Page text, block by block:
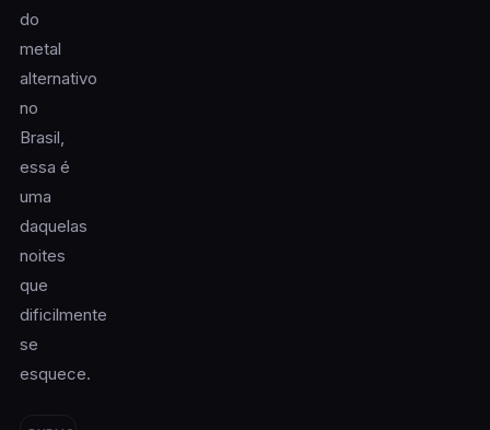
do
metal
alternativo
no
Brasil,
essa é
uma
daquelas
noites
que
dificilmente
se
esquece.